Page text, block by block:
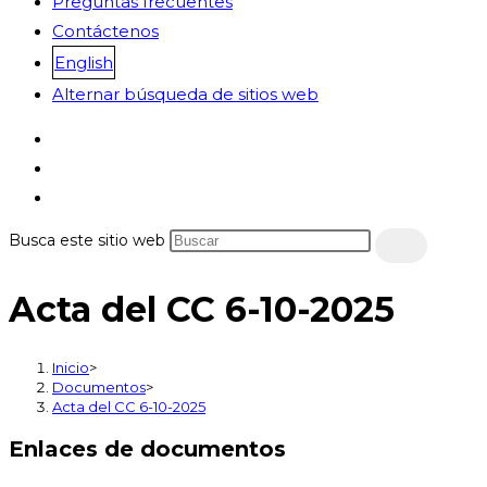
Contáctenos
English
Alternar búsqueda de sitios web
Busca este sitio web
Acta del CC 6-10-2025
Inicio>
Documentos>
Acta del CC 6-10-2025
Enlaces de documentos